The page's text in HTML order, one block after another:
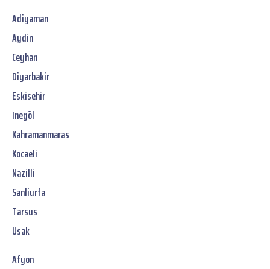
Adiyaman
Aydin
Ceyhan
Diyarbakir
Eskisehir
Inegöl
Kahramanmaras
Kocaeli
Nazilli
Sanliurfa
Tarsus
Usak
Afyon